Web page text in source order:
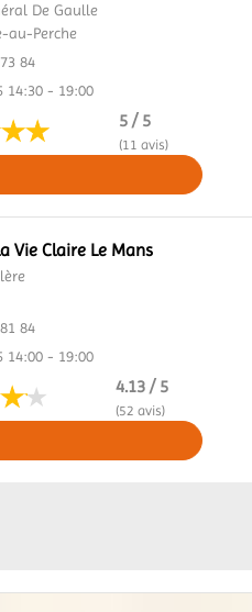
De Gaulle
au-Perche
84
14:30 - 19:00
5 / 5
(11 avis)
Vie Claire Le Mans
84
14:00 - 19:00
4.13 / 5
(52 avis)